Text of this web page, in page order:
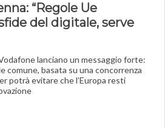
“Regole Ue
del digitale, serve
lanciano un messaggio forte:
comune, basata su una concorrenza
potrà evitare che l’Europa resti